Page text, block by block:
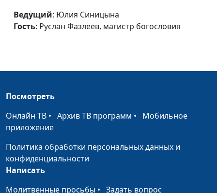
Уникальность каждого
человека
Юлия Синицына,
Руслан Фазлеев,
психология
Руслан Фазлеев,
Советы молодоженам
Елена Архипова
Суета. Как ее победить?
Елена Архипова
Отпуск всей семьей
Ведущий: Юлия Синицына
Гость: Руслан Фазлеев, магистр богословия
Посмотреть
Онлайн ТВ • Архив ТВ программ • Мобильное
приложение
Политика обработки персональных данных и
конфиденциальности
Написать
Молитвенные просьбы • Задать вопрос